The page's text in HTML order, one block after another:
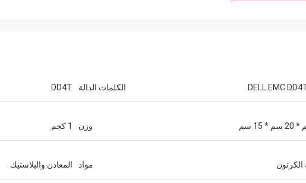
الكلمات الدالة DD4T
وزن 1 كجم
الكرتون مواد المعادن والبلاستيك